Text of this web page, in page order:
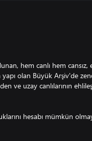
hem canlı hem cansız,
yapı olan Büyük Arşiv'de
ve uzay canlılarının
hesabı mümkün